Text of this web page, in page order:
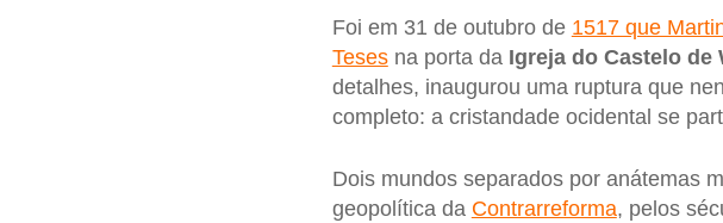
Foi em 31 de outubro de 1517 que
Tesesna porta da Igreja do Castelo de
detalhes, inaugurou uma ruptura que
completo: a cristandade ocidental se
Dois mundos separados por anátemas
geopolítica da Contrarreforma, pelos